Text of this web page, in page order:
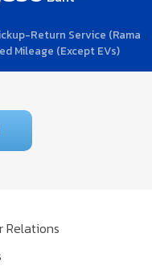
Return Service (Rama
Mileage (Except EVs)
Relations